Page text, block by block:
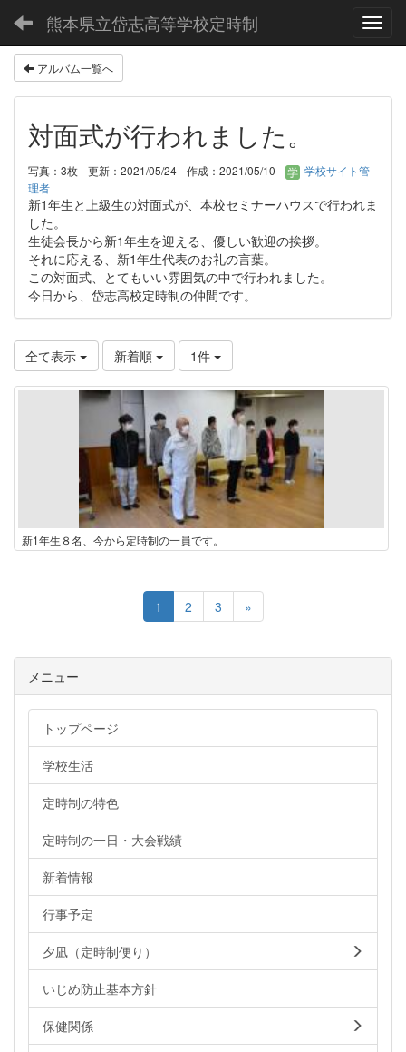
熊本県立岱志高等学校定時制
アルバム一覧へ
対面式が行われました。
写真：3枚 更新：2021/05/24 作成：2021/05/10
学校サイト管
理者
新1年生と上級生の対面式が、本校セミナーハウスで行われま
した。
生徒会長から新1年生を迎える、優しい歓迎の挨拶。
それに応える、新1年生代表のお礼の言葉。
この対面式、とてもいい雰囲気の中で行われました。
今日から、岱志高校定時制の仲間です。
全て表示 新着順 1件
新1年生８名、今から定時制の一員です。
1 2 3 »
メニュー
トップページ
学校生活
定時制の特色
定時制の一日・大会戦績
新着情報
行事予定
夕凪（定時制便り）
いじめ防止基本方針
保健関係